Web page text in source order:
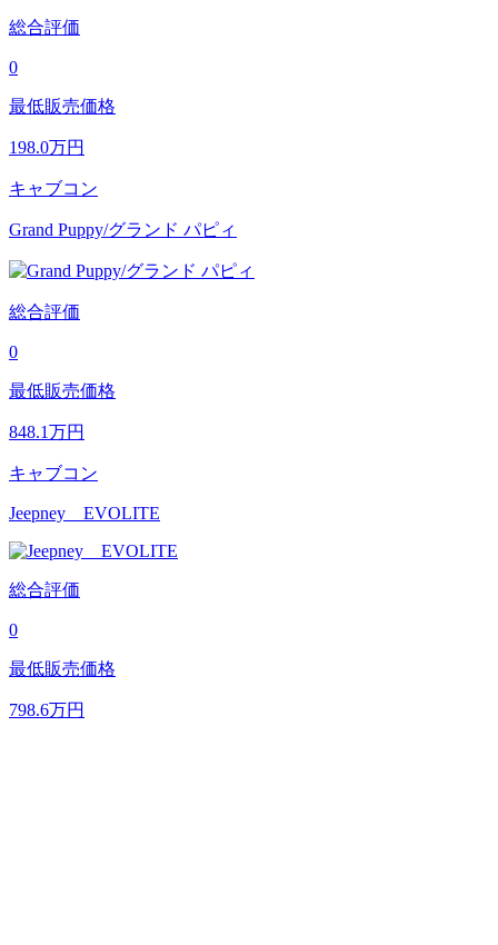
総合評価
0
最低販売価格
198.0万円
キャブコン
Grand Puppy/グランド パピィ
総合評価
0
最低販売価格
848.1万円
キャブコン
Jeepney EVOLITE
総合評価
0
最低販売価格
798.6万円